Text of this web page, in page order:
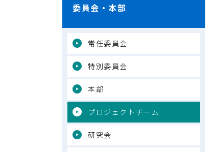
委員会・本部
常任委員会
特別委員会
本部
プロジェクトチーム
研究会